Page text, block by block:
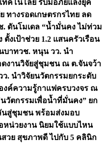
ทคโนโลยี รับมือภัยแล้งยุค
ทางรอดเกษตรกรไทย ลด
. ดันโมเดล “น้ำมั่นคง ไม่ท่วม
งเป้าช่วย 1.2 แสนครัวเรือน
บาทวช. หนุน วว. นำ
งานวิจัยสู่ชุมชน ณ ต.จันจว้า
. นำวิจัยนวัตกรรมยกระดับ
งค์ความรู้กาแฟครบวงจร ณ
วัตกรรมเพื่อน้ำที่มั่นคง” ยก
นสู่ชุมชน พร้อมส่งมอบ
หน่วยงาน นิยมใช้แบบไหน
วย สุขภาพดี ไปกับ 5 คลินิก